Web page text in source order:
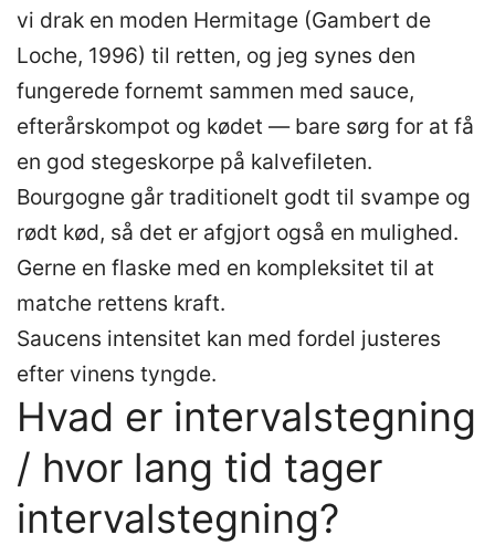
vi drak en moden Hermitage (Gambert de
Loche, 1996) til retten, og jeg synes den
fungerede fornemt sammen med sauce,
efterårskompot og kødet — bare sørg for at få
en god stegeskorpe på kalvefileten.
Bourgogne går traditionelt godt til svampe og
rødt kød, så det er afgjort også en mulighed.
Gerne en flaske med en kompleksitet til at
matche rettens kraft.
Saucens intensitet kan med fordel justeres
efter vinens tyngde.
Hvad er intervalstegning
/ hvor lang tid tager
intervalstegning?